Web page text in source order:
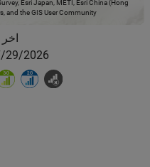
Esri Japan, METI, Esri China (Hong
and the GIS User Community
2026 16:47 UTC